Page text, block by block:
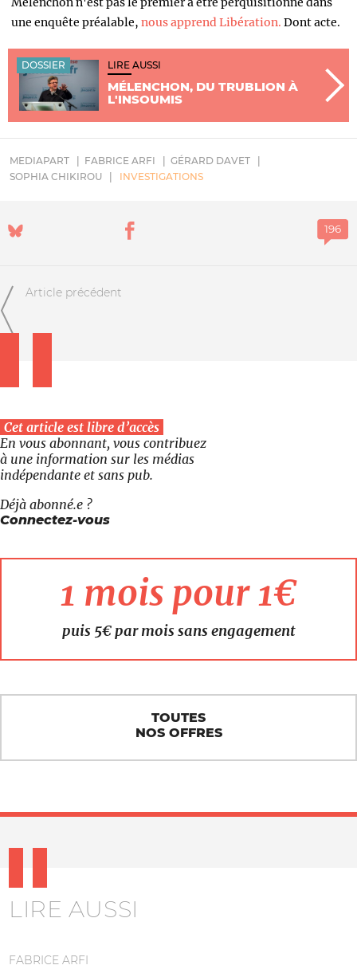
une enquête préalable, nous apprend Libération. Dont acte.
DOSSIER LIRE AUSSI
MÉLENCHON, DU TRUBLION À
L'INSOUMIS
MEDIAPART FABRICE ARFI
GÉRARD DAVET
SOPHIA CHIKIROU
INVESTIGATIONS
Article précédent
Cet article est libre d’accès
En vous abonnant, vous contribuez
à une information sur les médias
indépendante et sans pub.
Déjà abonné.e ?
Connectez-vous
1 mois pour 1€
puis 5€ par mois sans engagement
TOUTES
NOS OFFRES
LIRE AUSSI
FABRICE ARFI